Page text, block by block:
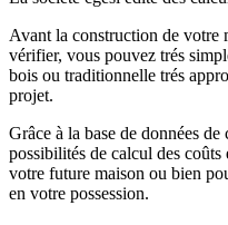
Avant la construction de votre
vérifier, vous pouvez trés
bois ou traditionnelle trés
projet.
Grâce à la base de données
possibilités de calcul des
votre future maison ou bien
en votre possession.